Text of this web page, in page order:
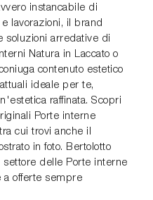
instancabile di
lavorazioni, il brand
soluzioni arredative di
Natura in Laccato o
contenuto estetico
ideale per te,
raffinata. Scopri
Porte interne
cui trovi anche il
in foto. Bertolotto
settore delle Porte interne
a offerte sempre